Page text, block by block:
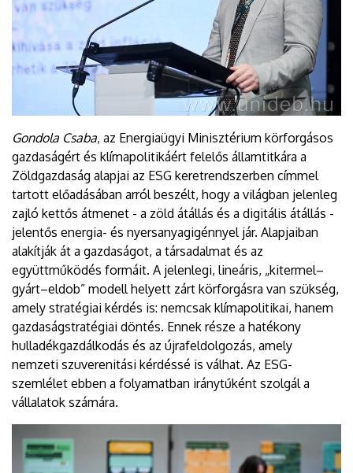
Gondola Csaba, az Energiaügyi Minisztérium körforgásos
gazdaságért és klímapolitikáért felelős államtitkára a
Zöldgazdaság alapjai az ESG keretrendszerben címmel
tartott előadásában arról beszélt, hogy a világban jelenleg
zajló kettős átmenet - a zöld átállás és a digitális átállás -
jelentős energia- és nyersanyagigénnyel jár. Alapjaiban
alakítják át a gazdaságot, a társadalmat és az
együttműködés formáit. A jelenlegi, lineáris, „kitermel–
gyárt–eldob” modell helyett zárt körforgásra van szükség,
amely stratégiai kérdés is: nemcsak klímapolitikai, hanem
gazdaságstratégiai döntés. Ennek része a hatékony
hulladékgazdálkodás és az újrafeldolgozás, amely
nemzeti szuverenitási kérdéssé is válhat. Az ESG-
szemlélet ebben a folyamatban iránytűként szolgál a
vállalatok számára.